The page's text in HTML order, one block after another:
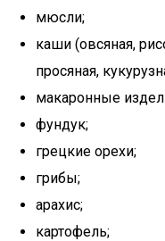
мюсли;
каши (овсяная,
просяная,
макаронные
фундук;
грецкие орехи;
грибы;
арахис;
картофель;